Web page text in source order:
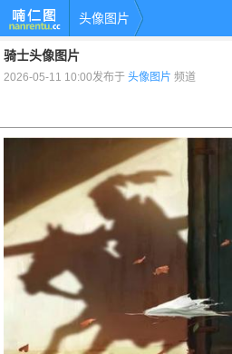
头像图片
骑士头像图片
2026-05-11 10:00发布于头像图片 频道